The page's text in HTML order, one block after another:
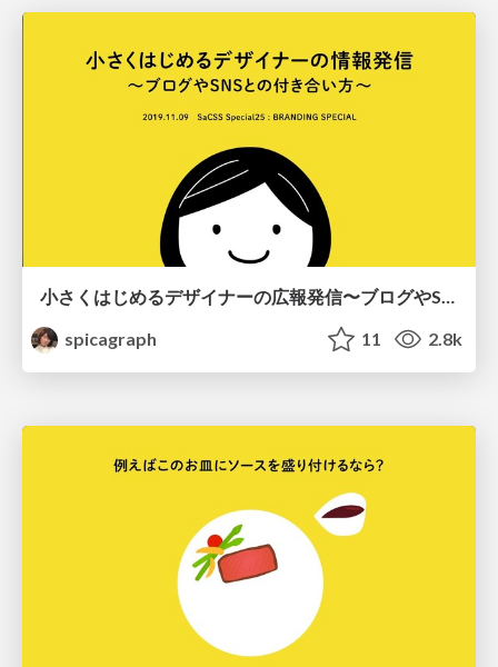
小さくはじめるデザイナーの広報発信〜ブログやSNSの付き合い方〜
spicagraph
11 2.8k